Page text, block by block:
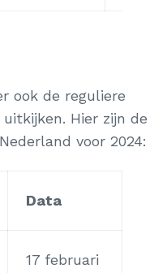
ook de reguliere
Hier zijn de
voor 2024:
Data
17 februari